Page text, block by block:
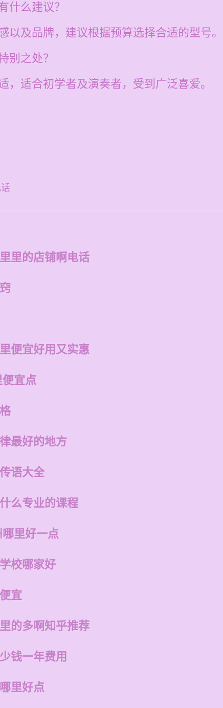
什么建议？
以及品牌，建议根据预算选择合适的型号。
别之处？
，适合初学者及演奏者，受到广泛喜爱。
里的店铺啊电话
便宜好用又实惠
宜点
最好的地方
语大全
么专业的课程
里好一点
校哪家好
宜
的多啊知乎推荐
钱一年费用
里好点